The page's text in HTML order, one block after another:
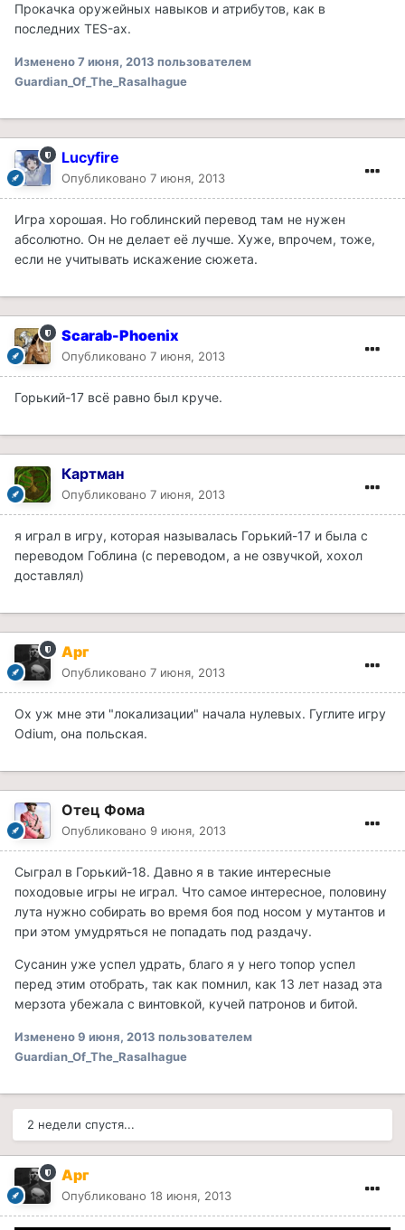
Прокачка оружейных навыков и атрибутов, как в
последних TES-ах.
Изменено7 июня, 2013 пользователем
Guardian_Of_The_Rasalhague
Lucyfire
Опубликовано 7 июня, 2013
Игра хорошая. Но гоблинский перевод там не нужен
абсолютно. Он не делает её лучше. Хуже, впрочем, тоже,
если не учитывать искажение сюжета.
Scarab-Phoenix
Опубликовано 7 июня, 2013
Горький-17 всё равно был круче.
Картман
Опубликовано 7 июня, 2013
я играл в игру, которая называлась Горький-17 и была с
переводом Гоблина (с переводом, а не озвучкой, хохол
доставлял)
Арг
Опубликовано 7 июня, 2013
Ох уж мне эти "локализации" начала нулевых. Гуглите игру
Odium, она польская.
Отец Фома
Опубликовано 9 июня, 2013
Сыграл в Горький-18. Давно я в такие интересные
походовые игры не играл. Что самое интересное, половину
лута нужно собирать во время боя под носом у мутантов и
при этом умудряться не попадать под раздачу.
Сусанин уже успел удрать, благо я у него топор успел
перед этим отобрать, так как помнил, как 13 лет назад эта
мерзота убежала с винтовкой, кучей патронов и битой.
Изменено9 июня, 2013 пользователем
Guardian_Of_The_Rasalhague
2 недели спустя...
Арг
Опубликовано 18 июня, 2013